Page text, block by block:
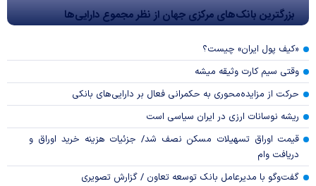
بزرگترین بانک‌های مرکزی جهان از نظر مجموع دارایی‌ها
«کیف پول ایران» چیست؟
وقتی سیم کارت وثیقه میشه
حرکت از مزایده‌محوری به حکمرانی فعال بر دارایی‌های بانکی
ریشه نوسانات ارزی در ایران سیاسی است
قیمت اوراق تسهیلات مسکن نصف شد/ جزئیات هزینه خرید اوراق و
دریافت وام
گفت‌وگو با مدیرعامل بانک توسعه تعاون / گزارش تصویری